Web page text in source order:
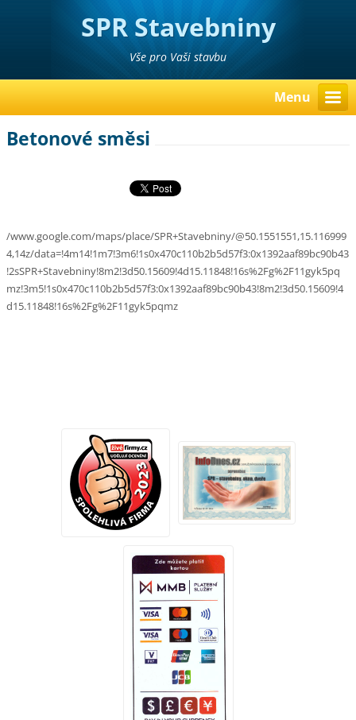
SPR Stavebniny
Poděbrady Pavel Richter
Vše pro Vaši stavbu
Menu
Betonové směsi
/www.google.com/maps/place/SPR+Stavebniny/@50.1551551,15.116999
4,14z/data=!4m14!1m7!3m6!1s0x470c110b2b5d57f3:0x1392aaf89bc90b43
!2sSPR+Stavebniny!8m2!3d50.15609!4d15.11848!16s%2Fg%2F11gyk5pq
mz!3m5!1s0x470c110b2b5d57f3:0x1392aaf89bc90b43!8m2!3d50.15609!4
d15.11848!16s%2Fg%2F11gyk5pqmz